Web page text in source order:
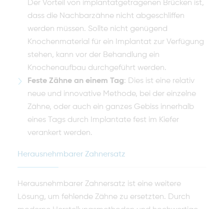
Der Vorteil von implantatgetragenen Brücken ist,
dass die Nachbarzähne nicht abgeschliffen
werden müssen. Sollte nicht genügend
Knochenmaterial für ein Implantat zur Verfügung
stehen, kann vor der Behandlung ein
Knochenaufbau durchgeführt werden.
Feste Zähne an einem Tag: Dies ist eine relativ
neue und innovative Methode, bei der einzelne
Zähne, oder auch ein ganzes Gebiss innerhalb
eines Tags durch Implantate fest im Kiefer
verankert werden.
Herausnehmbarer Zahnersatz
Herausnehmbarer Zahnersatz ist eine weitere
Lösung, um fehlende Zähne zu ersetzten. Durch